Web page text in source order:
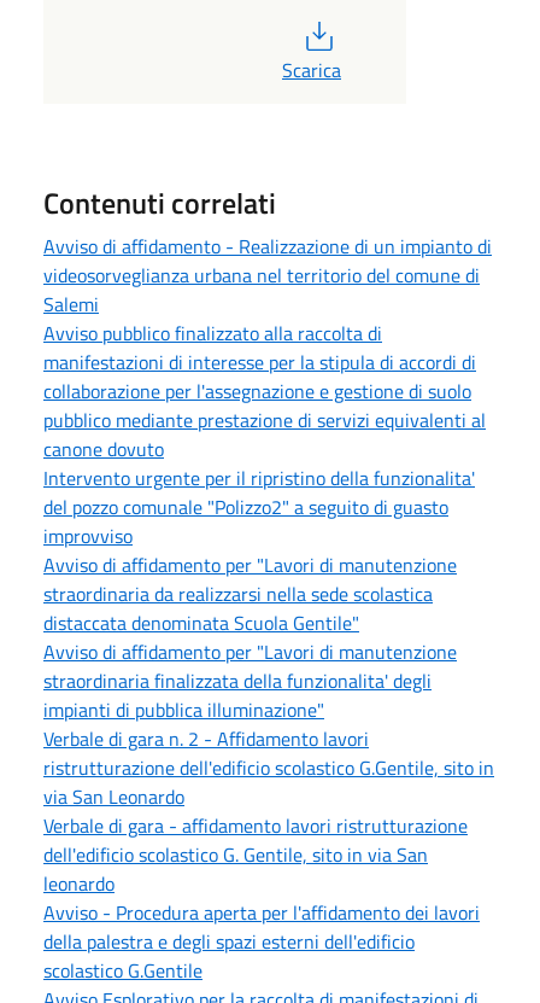
Scarica
Contenuti correlati
Avviso di affidamento - Realizzazione di un impianto di
videosorveglianza urbana nel territorio del comune di
Salemi
Avviso pubblico finalizzato alla raccolta di
manifestazioni di interesse per la stipula di accordi di
collaborazione per l'assegnazione e gestione di suolo
pubblico mediante prestazione di servizi equivalenti al
canone dovuto
Intervento urgente per il ripristino della funzionalita'
del pozzo comunale "Polizzo2" a seguito di guasto
improvviso
Avviso di affidamento per "Lavori di manutenzione
straordinaria da realizzarsi nella sede scolastica
distaccata denominata Scuola Gentile"
Avviso di affidamento per "Lavori di manutenzione
straordinaria finalizzata della funzionalita' degli
impianti di pubblica illuminazione"
Verbale di gara n. 2 - Affidamento lavori
ristrutturazione dell'edificio scolastico G.Gentile, sito in
via San Leonardo
Verbale di gara - affidamento lavori ristrutturazione
dell'edificio scolastico G. Gentile, sito in via San
leonardo
Avviso - Procedura aperta per l'affidamento dei lavori
della palestra e degli spazi esterni dell'edificio
scolastico G.Gentile